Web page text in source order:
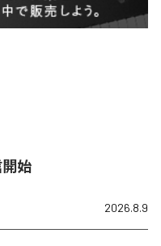
開始
2026.8.9